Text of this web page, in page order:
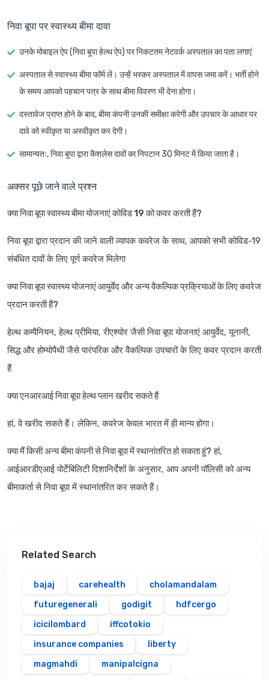
निवा बूपा पर स्वास्थ्य बीमा दावा
उनके मोबाइल ऐप (निवा बूपा हेल्थ ऐप) पर निकटतम नेटवर्क अस्पताल का पता लगाएं
अस्पताल से स्वास्थ्य बीमा फॉर्म लें। उन्हें भरकर अस्पताल में वापस जमा करें। भर्ती होने
के समय आपको पहचान पत्र के साथ बीमा विवरण भी देना होगा।
दस्तावेज प्राप्त होने के बाद, बीमा कंपनी उनकी समीक्षा करेगी और उपचार के आधार पर
दावे को स्वीकृत या अस्वीकृत कर देगी।
सामान्यतः, निवा बूपा द्वारा कैशलेस दावों का निपटान 30 मिनट में किया जाता है।
अक्सर पूछे जाने वाले प्रश्न
क्या निवा बूपा स्वास्थ्य बीमा योजनाएं कोविड 19 को कवर करती हैं?
निवा बूपा द्वारा प्रदान की जाने वाली व्यापक कवरेज के साथ, आपको सभी कोविड-19
संबंधित दावों के लिए पूर्ण कवरेज मिलेगा
क्या निवा बूपा स्वास्थ्य योजनाएं आयुर्वेद और अन्य वैकल्पिक प्रक्रियाओं के लिए कवरेज
प्रदान करती हैं?
हेल्थ कम्पैनियन, हेल्थ प्रीमिया, रीएश्योर जैसी निवा बूपा योजनाएं आयुर्वेद, यूनानी,
सिद्ध और होम्योपैथी जैसे पारंपरिक और वैकल्पिक उपचारों के लिए कवर प्रदान करती
हैं
क्या एनआरआई निवा बूपा हेल्थ प्लान खरीद सकते हैं
हां, वे खरीद सकते हैं। लेकिन, कवरेज केवल भारत में ही मान्य होगा।
क्या मैं किसी अन्य बीमा कंपनी से निवा बूपा में स्थानांतरित हो सकता हूं? हां,
आईआरडीएआई पोर्टेबिलिटी दिशानिर्देशों के अनुसार, आप अपनी पॉलिसी को अन्य
बीमाकर्ता से निवा बूपा में स्थानांतरित कर सकते हैं।
Related Search
bajaj carehealth
cholamandalam
futuregenerali
godigit
hdfcergo
icicilombard
iffcotokio
insurance companies
liberty
magmahdi
manipalcigna